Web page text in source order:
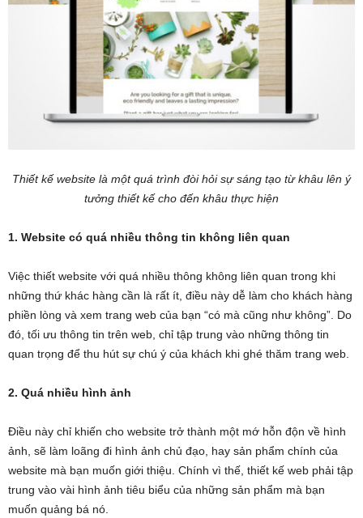
Thiết kế website là một quá trình đòi hỏi sự sáng tạo từ khâu lên ý
tưởng thiết kế cho đến khâu thực hiện
1. Website có quá nhiều thông tin không liên quan
Việc thiết website với quá nhiều thông không liên quan trong khi
những thứ khác hàng cần là rất ít, điều này dễ làm cho khách hàng
phiền lòng và xem trang web của bạn “có mà cũng như không”. Do
đó, tối ưu thông tin trên web, chỉ tập trung vào những thông tin
quan trọng để thu hút sự chú ý của khách khi ghé thăm trang web.
2. Quá nhiều hình ảnh
Điều này chỉ khiến cho website trở thành một mớ hỗn độn về hình
ảnh, sẽ làm loãng đi hình ảnh chủ đạo, hay sản phẩm chính của
website mà bạn muốn giới thiệu. Chính vì thế, thiết kế web phải tập
trung vào vài hình ảnh tiêu biểu của những sản phẩm mà bạn
muốn quảng bá nó.